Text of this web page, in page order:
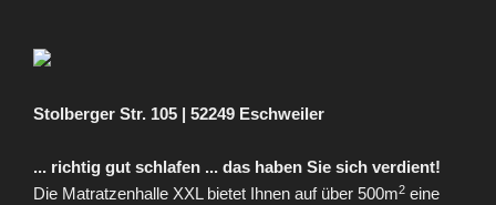
Stolberger Str. 105 | 52249 Eschweiler
... richtig gut schlafen ... das haben Sie sich verdient!
Die Matratzenhalle XXL bietet Ihnen auf über 500m2 eine